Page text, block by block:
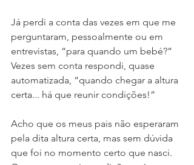
Já perdi a conta das vezes em que me
perguntaram, pessoalmente ou em
entrevistas, “para quando um bebé?”
Vezes sem conta respondi, quase
automatizada, “quando chegar a altura
certa... há que reunir condições!”
Acho que os meus pais não esperaram
pela dita altura certa, mas sem dúvida
que foi no momento certo que nasci.